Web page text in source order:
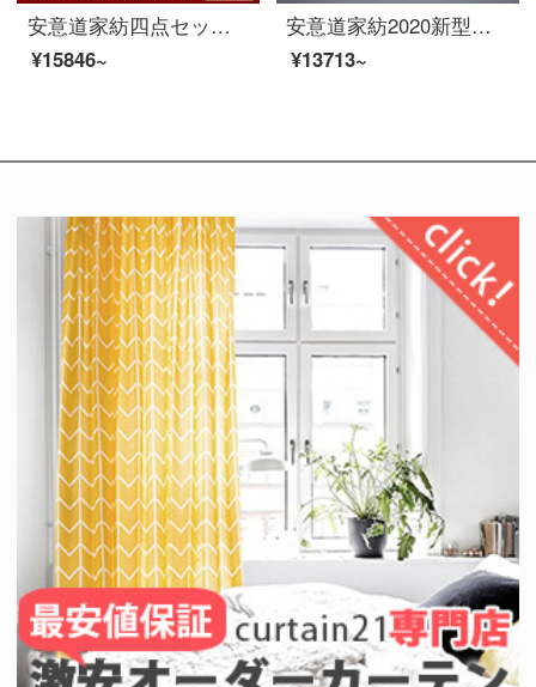
安意道家紡四点セットベッド用品欧式ハイエンドベッド用品高精高密貢服飾布団カバー別荘見本板間多点セット伊人ファッションシーツ様式四点セット1.5 mベッド（200*230芯に適合）
¥15846~
安意道家紡2020新型中国風140本の綿の純綿綿の4点セットの新中国式刺繍が豪華な国風布団セットの高級ベッド用品1.5-2徽忆（天空灰）1.8メートルベッド（220*240向けの芯）
¥13713~